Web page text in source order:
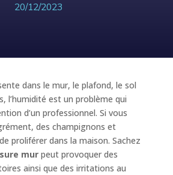
20/12/2023
dans le mur, le plafond, le sol
l’humidité est un problème qui
d’un professionnel. Si vous
des champignons et
proliférer dans la maison. Sachez
murpeut provoquer des
ainsi que des irritations au